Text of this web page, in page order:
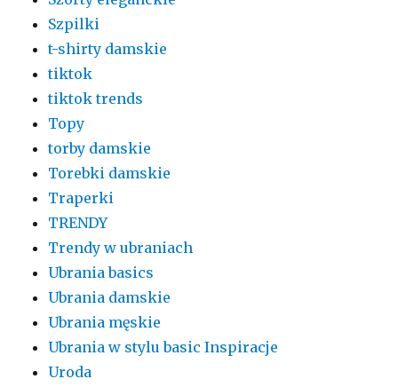
Szpilki
t-shirty damskie
tiktok
tiktok trends
Topy
torby damskie
Torebki damskie
Traperki
TRENDY
Trendy w ubraniach
Ubrania basics
Ubrania damskie
Ubrania męskie
Ubrania w stylu basic Inspiracje
Uroda